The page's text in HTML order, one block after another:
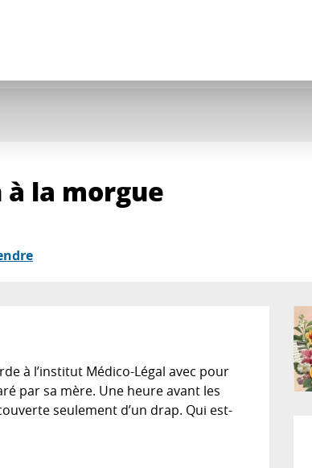
la morgue
à l’institut Médico-Légal avec pour
par sa mère. Une heure avant les
seulement d’un drap. Qui est-